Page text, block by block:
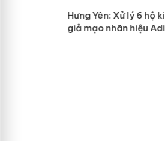
mại trong tháng 7